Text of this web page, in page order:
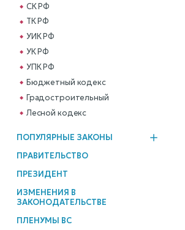
СК РФ
ТК РФ
УИК РФ
УК РФ
УПК РФ
Бюджетный кодекс
Градостроительный
Лесной кодекс
ПОПУЛЯРНЫЕ ЗАКОНЫ
ПРАВИТЕЛЬСТВО
ПРЕЗИДЕНТ
ИЗМЕНЕНИЯ В
ЗАКОНОДАТЕЛЬСТВЕ
ПЛЕНУМЫ ВС